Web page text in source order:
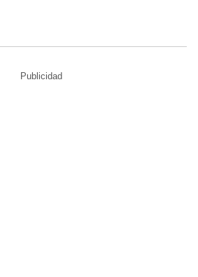
Publicidad